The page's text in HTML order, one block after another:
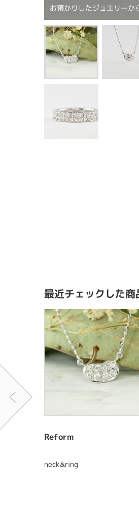
お預かりしたジュエリーか
最近チェックした商
Reform
neck&ring